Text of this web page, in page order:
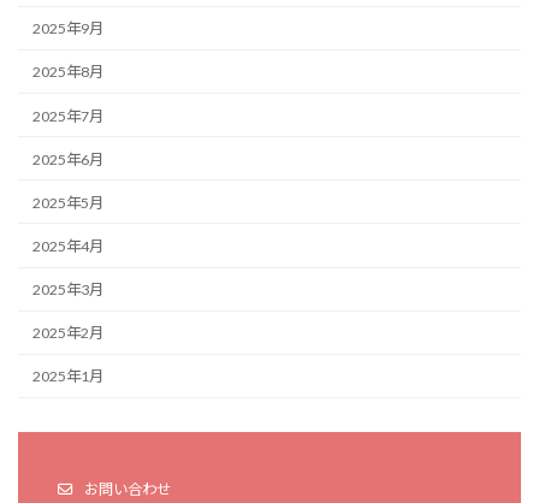
2025年9月
2025年8月
2025年7月
2025年6月
2025年5月
2025年4月
2025年3月
2025年2月
2025年1月
お問い合わせ